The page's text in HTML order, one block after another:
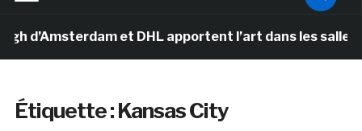
d’Amsterdam et DHL apportent l’art dans les salles de
Étiquette :Kansas City